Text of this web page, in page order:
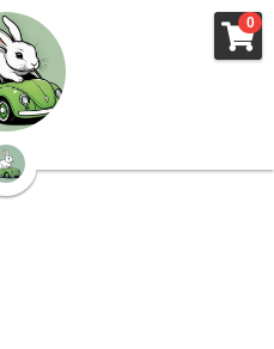
0
プ）
ーポリシー・プロフィ
×
テゴリー ×
テゴリー